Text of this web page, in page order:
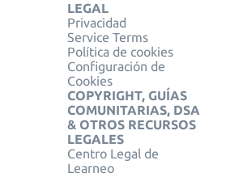
LEGAL
Privacidad
Service Terms
Política de cookies
Configuración de
Cookies
COPYRIGHT, GUÍAS
COMUNITARIAS, DSA
& OTROS RECURSOS
LEGALES
Centro Legal de
Learneo